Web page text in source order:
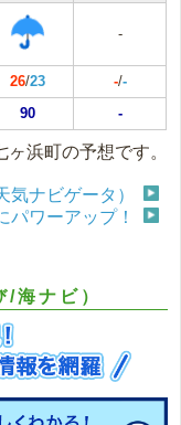
-
26/23 -/-
90 -
浜町の予想です。
ナビゲータ）
パワーアップ！
海ナビ）